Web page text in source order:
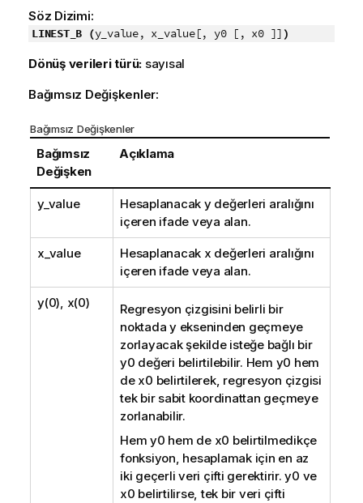
Söz Dizimi:
LINEST_B (y_value, x_value[, y0 [, x0 ]] )
Dönüş verileri türü: sayısal
Bağımsız Değişkenler:
Bağımsız Değişkenler
Bağımsız
Değişken
Açıklama
y_value Hesaplanacak ydeğerleri aralığını
içeren ifade veya alan.
x_value Hesaplanacak x değerleri aralığını
içeren ifade veya alan.
y(0), x(0)
Regresyon çizgisini belirli bir
noktada y ekseninden geçmeye
zorlayacak şekilde isteğe bağlı bir
y0 değeri belirtilebilir. Hem y0 hem
de x0 belirtilerek, regresyon çizgisi
tek bir sabit koordinattan geçmeye
zorlanabilir.
Hem y0 hem de x0 belirtilmedikçe
fonksiyon, hesaplamak için en az
iki geçerli veri çifti gerektirir.y0 ve
x0 belirtilirse, tek bir veri çifti